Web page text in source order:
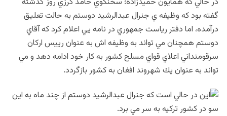
گفته بود كه وظيفه ي جنرال عبدالرشيد دوستم به حالت تعليق
درآمده، اما دفتر رياست جمهوري در نامه يي اعلام كرد كه آقاي
دوستم همچنان مي تواند به وظيفه اش به عنوان رييس اركان
سرقومنداني اعلاي قواي مسلح كشور به كار خود ادامه دهد و مي
تواند به عنوان يك شهروند افغان به كشور بازگردد.
اين در حالي است كه جنرال عبدالرشيد دوستم از چند ماه به اين
سو در كشور تركيه به سر مي برد.